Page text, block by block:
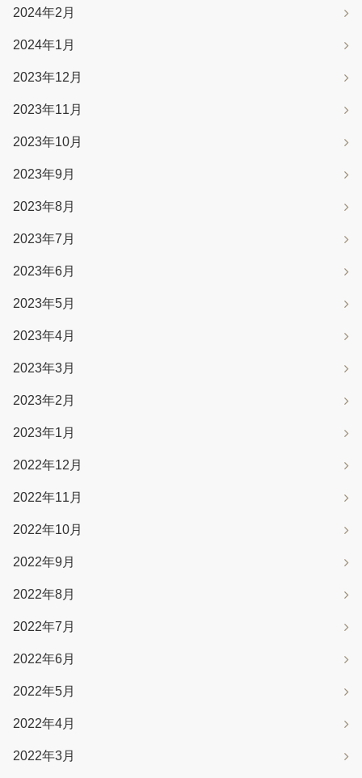
2024年2月
2024年1月
2023年12月
2023年11月
2023年10月
2023年9月
2023年8月
2023年7月
2023年6月
2023年5月
2023年4月
2023年3月
2023年2月
2023年1月
2022年12月
2022年11月
2022年10月
2022年9月
2022年8月
2022年7月
2022年6月
2022年5月
2022年4月
2022年3月